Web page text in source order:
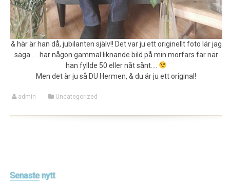
& här är han då, jubilanten själv!! Det var ju ett originellt foto lär jag
säga……har någon gammal liknande bild på min morfars far när
han fyllde 50 eller nåt sånt….
Men det är ju så DU Hermen, & du är ju ett original!
admin Uncategorized
Senastenytt